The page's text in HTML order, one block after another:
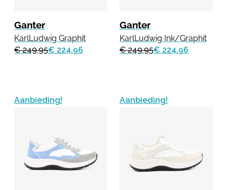
Ganter
KarlLudwig Graphit
€ 249.95€ 224.96
Ganter
KarlLudwig Ink/Graphit
€ 249.95€ 224.96
Aanbieding! Aanbieding!